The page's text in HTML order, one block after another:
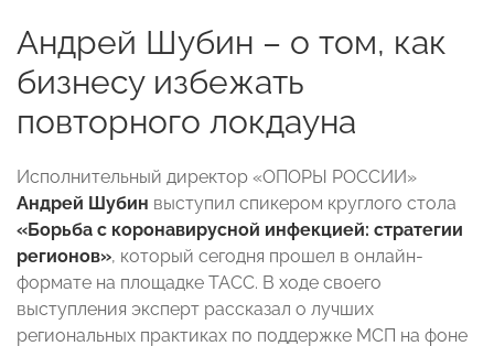
Андрей Шубин – о том, как
бизнесу избежать
повторного локдауна
Исполнительный директор «ОПОРЫ РОССИИ»
Андрей Шубин выступил спикером круглого стола
«Борьба с коронавирусной инфекцией: стратегии
регионов», который сегодня прошел в онлайн-
формате на площадке ТАСС. В ходе своего
выступления эксперт рассказал о лучших
региональных практиках по поддержке МСП на фоне